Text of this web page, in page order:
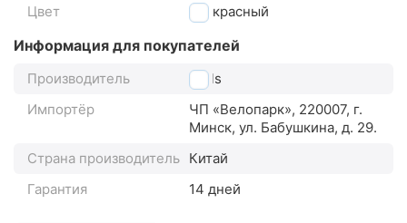
Цвет красный
Информация для покупателей
Производитель
Stels
Импортёр
ЧП «Велопарк», 220007, г.
Минск, ул. Бабушкина, д. 29.
Страна производитель Китай
Гарантия
14 дней